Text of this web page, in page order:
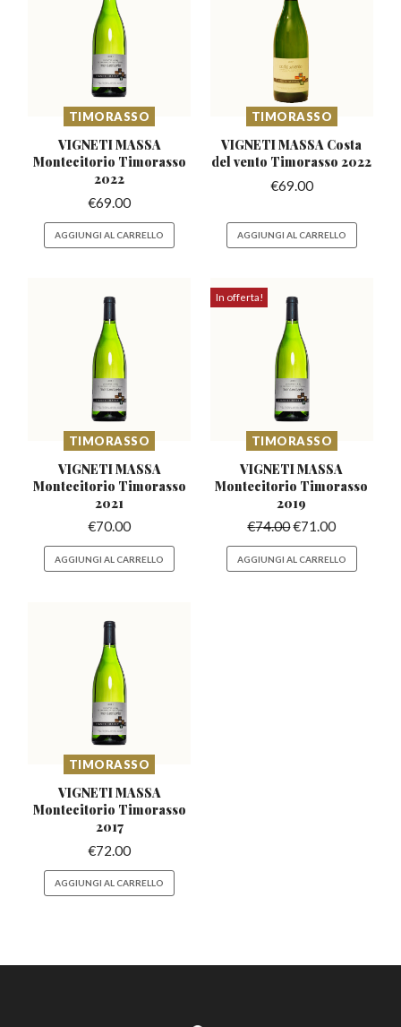
TIMORASSO
VIGNETI MASSA
Montecitorio Timorasso
2022
€69.00
AGGIUNGI AL CARRELLO
TIMORASSO
VIGNETI MASSA Costa
delvento Timorasso 2022
€69.00
AGGIUNGI AL CARRELLO
TIMORASSO
VIGNETI MASSA
Montecitorio Timorasso
2021
€70.00
AGGIUNGI AL CARRELLO
In offerta!
TIMORASSO
VIGNETI MASSA
Montecitorio Timorasso
2019
€74.00€71.00
AGGIUNGI AL CARRELLO
TIMORASSO
VIGNETI MASSA
Montecitorio Timorasso
2017
€72.00
AGGIUNGI AL CARRELLO